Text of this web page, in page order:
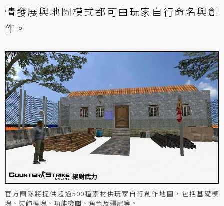
情發展與地圖模式都可由玩家自行命名與創
作。
官方團隊將提供超過500種素材供玩家自行創作地圖，包括基礎模
塊、裝飾模塊、功能機關、角色及殭屍等。